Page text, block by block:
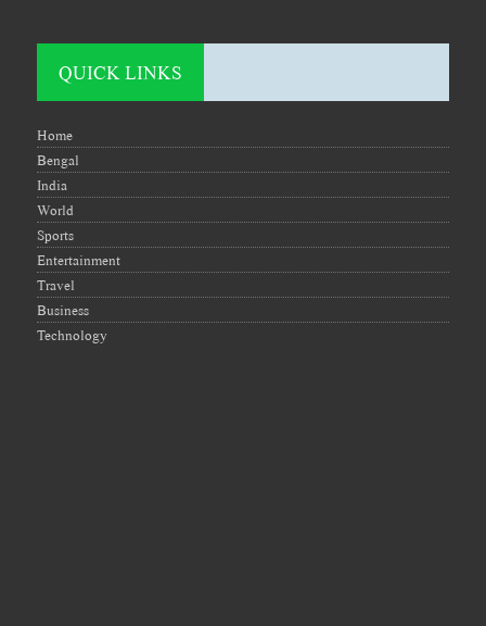
QUICK LINKS
Home
Bengal
India
World
Sports
Entertainment
Travel
Business
Technology